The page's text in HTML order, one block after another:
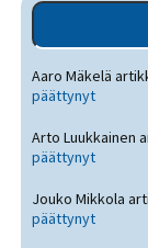
Aaro Mäkelä
päättynyt
Arto Luukkainen
päättynyt
Jouko Mikkola
päättynyt